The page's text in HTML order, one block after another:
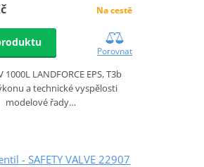
Na cestě
Porovnat
1000L LANDFORCE EPS, T3b
a technické vyspělosti
modelové řady…
- SAFETY VALVE 22907